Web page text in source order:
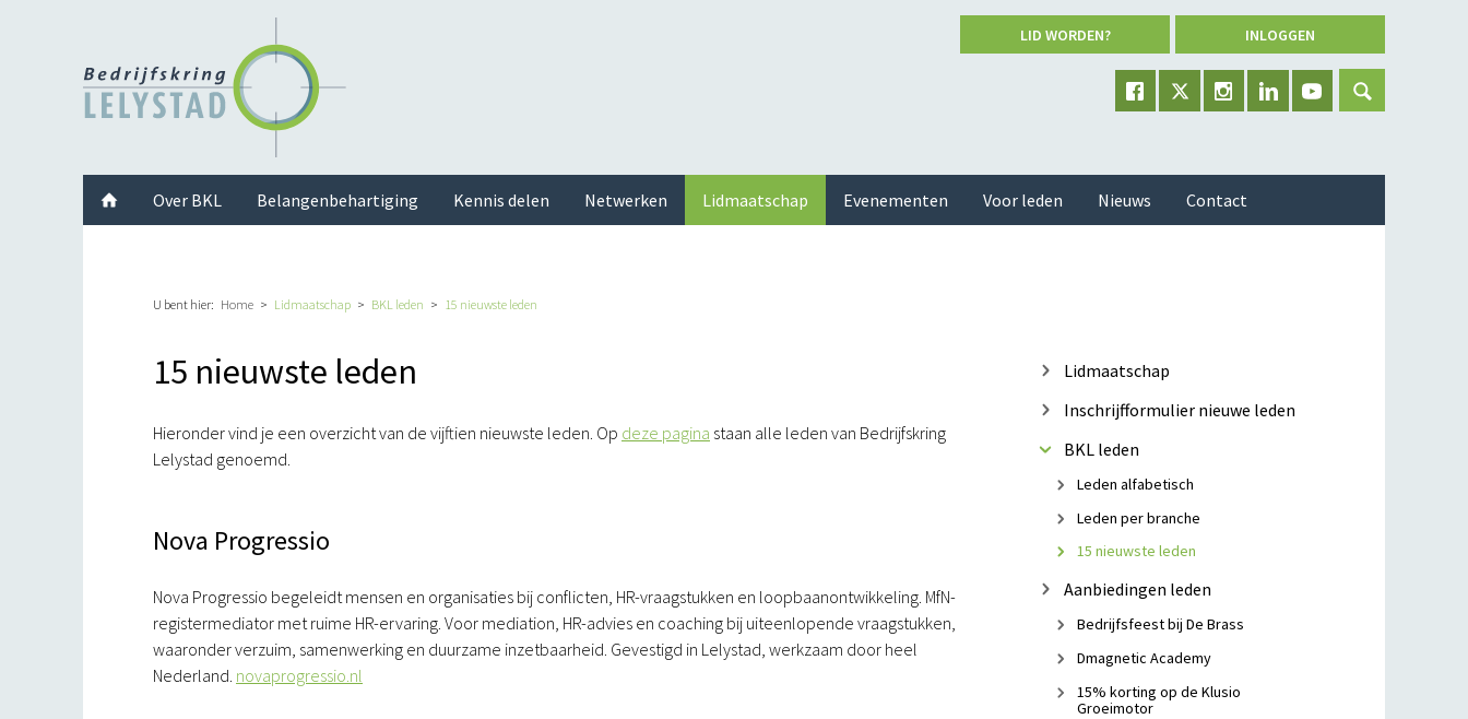
Twitter InstagramLinkedInYoutube
LID WORDEN? INLOGGEN
U bent hier: Home Lidmaatschap BKL leden 15 nieuwste leden
15 nieuwste leden
Hieronder vind je een overzicht van de vijftien nieuwste leden. Op deze pagina staan alle leden van Bedrijfskring
Lelystad genoemd.
Nova Progressio
Nova Progressio begeleidt mensen en organisaties bij conflicten, HR-vraagstukken en loopbaanontwikkeling. MfN-
registermediator met ruime HR-ervaring. Voor mediation, HR-advies en coaching bij uiteenlopende vraagstukken,
waaronder verzuim, samenwerking en duurzame inzetbaarheid. Gevestigd in Lelystad, werkzaam door heel
Nederland. novaprogressio.nl
Lidmaatschap
Inschrijfformulier nieuwe leden
BKL leden
Leden alfabetisch
Leden per branche
15 nieuwste leden
Aanbiedingen leden
Bedrijfsfeest bij De Brass
Dmagnetic Academy
15% korting op de Klusio
Groeimotor
Over BKL Belangenbehartiging Kennis delen Netwerken Lidmaatschap Evenementen Voor leden Nieuws Contact